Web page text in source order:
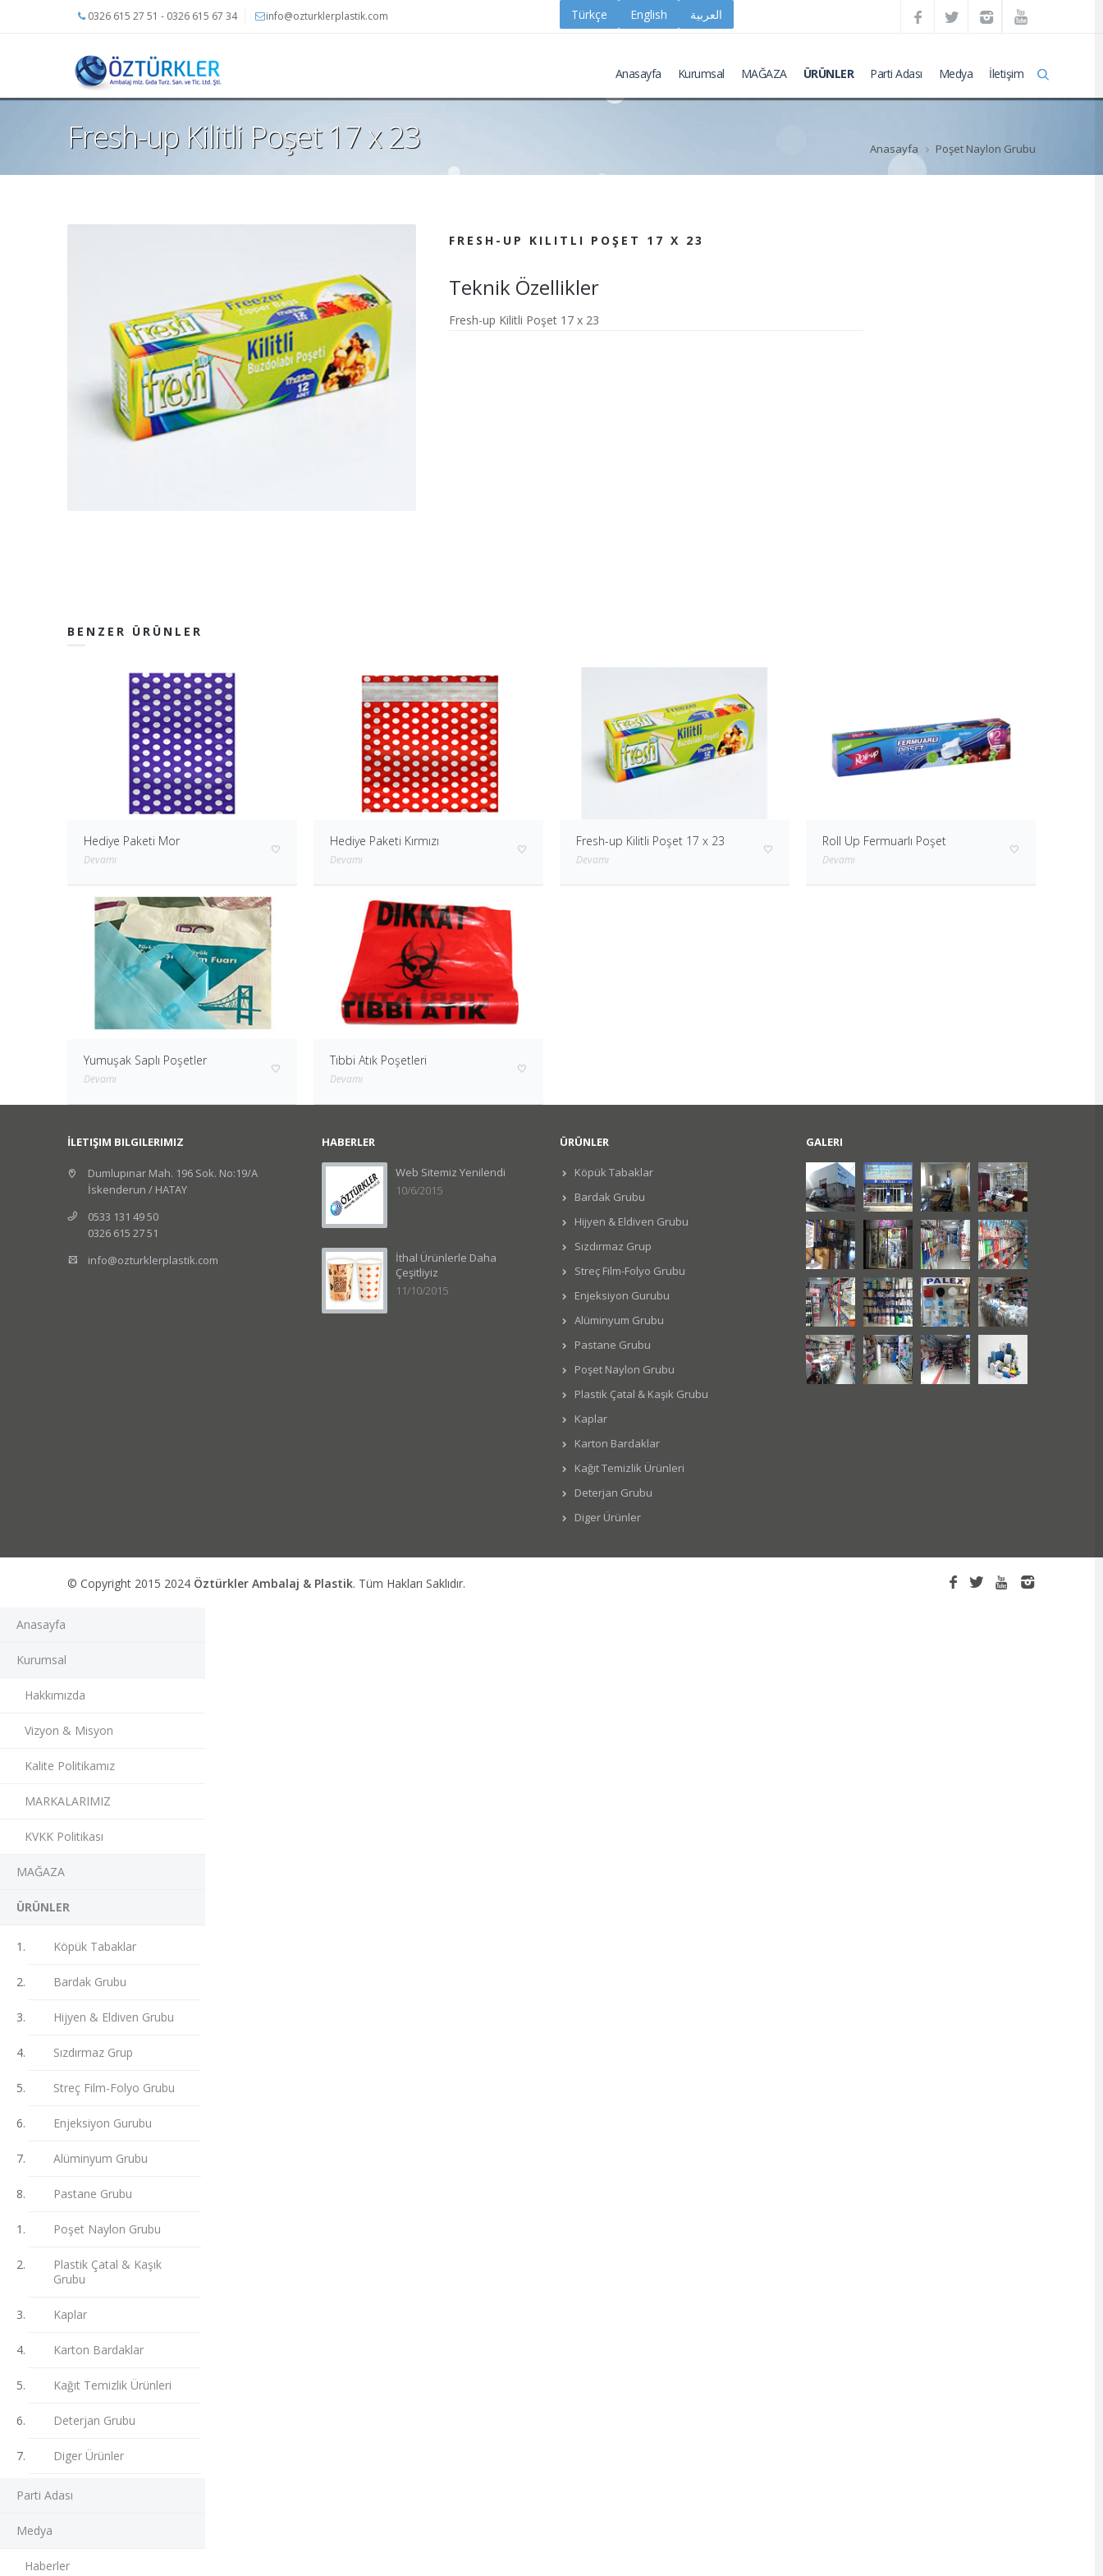
0326 615 27 51 - 0326 615 67 34 info@ozturklerplastik.com
Anasayfa Kurumsal MAĞAZA ÜRÜNLER Parti Adası Medya İletişim
Fresh-up Kilitli Poşet 17 x 23 Anasayfa Poşet Naylon Grubu
FRESH-UP KILITLI POŞET 17 X 23
Teknik Özellikler
Fresh-up Kilitli Poşet 17 x 23
BENZER ÜRÜNLER
Hediye Paketi Mor
Devamı
Hediye Paketi Kırmızı
Devamı
Fresh-up Kilitli Poşet 17 x 23
Devamı
Roll Up Fermuarlı Poşet
Devamı
Yumuşak Saplı Poşetler
Devamı
Tıbbi Atık Poşetleri
Devamı
İLETIŞIM BILGILERIMIZ
Dumlupınar Mah. 196 Sok. No:19/A
İskenderun / HATAY
0533 131 49 50
0326 615 27 51
info@ozturklerplastik.com
HABERLER
Web Sitemiz Yenilendi
10/6/2015
İthal Ürünlerle Daha
Çeşitliyiz
11/10/2015
ÜRÜNLER
Köpük Tabaklar
Bardak Grubu
Hijyen & Eldiven Grubu
Sızdırmaz Grup
Streç Film-Folyo Grubu
Enjeksiyon Gurubu
Alüminyum Grubu
Pastane Grubu
Poşet Naylon Grubu
Plastik Çatal & Kaşık Grubu
Kaplar
Karton Bardaklar
Kağıt Temizlik Ürünleri
Deterjan Grubu
Diger Ürünler
GALERI
© Copyright 2015 2024 Öztürkler Ambalaj & Plastik. Tüm Hakları Saklıdır.
Anasayfa
Kurumsal
Hakkımızda
Vizyon & Misyon
Kalite Politikamız
MARKALARIMIZ
KVKK Politikası
MAĞAZA
ÜRÜNLER
Köpük Tabaklar
Bardak Grubu
Hijyen & Eldiven Grubu
Sızdırmaz Grup
Streç Film-Folyo Grubu
Enjeksiyon Gurubu
Alüminyum Grubu
Pastane Grubu
Poşet Naylon Grubu
Plastik Çatal & Kaşık
Grubu
Kaplar
Karton Bardaklar
Kağıt Temizlik Ürünleri
Deterjan Grubu
Diger Ürünler
Parti Adası
Medya
Haberler